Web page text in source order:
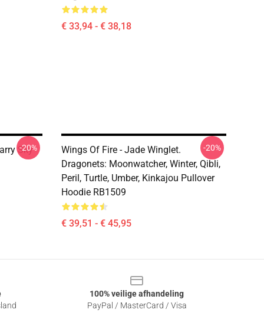
€ 33,94 - € 38,18
Sky
-20%
Wings Of Fire - Jade Winglet.
Dragonets: Moonwatcher, Winter, Qibli,
Peril, Turtle, Umber, Kinkajou Pullover
Hoodie RB1509
€ 39,51 - € 45,95
-20%
100% veilige afhandeling
PayPal / MasterCard / Visa